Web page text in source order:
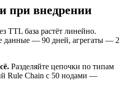
при внедрении
TTL база растёт линейно.
данные — 90 дней, агрегаты — 2
Разделяйте цепочки по типам
Rule Chain с 50 нодами —